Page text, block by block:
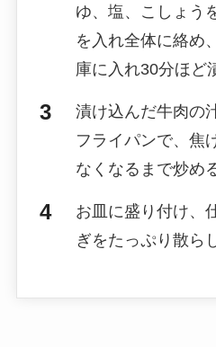
ゆ、塩、こしょう
を入れ全体に絡め
庫に入れ30分ほど
漬け込んだ牛肉の
フライパンで、焦
なくなるまで炒め
お皿に盛り付け、
ぎをたっぷり散ら